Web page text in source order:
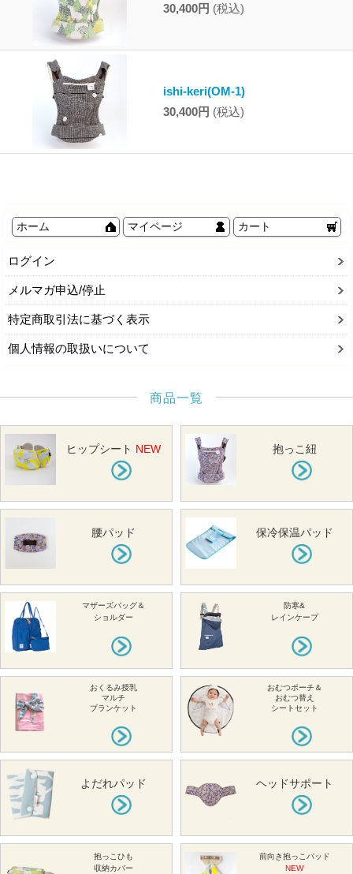
30,400円 (税込)
ishi-keri(OM-1)
30,400円 (税込)
ホーム マイページ カート
ログイン
メルマガ申込/停止
特定商取引法に基づく表示
個人情報の取扱いについて
商品一覧
ヒップシート NEW 抱っこ紐
腰パッド 保冷保温パッド
マザーズバッグ＆
ショルダー
防寒&
レインケープ
おくるみ授乳
マルチ
ブランケット
おむつポーチ＆
おむつ替え
シートセット
よだれパッド ヘッドサポート
抱っこひも
収納カバー
前向き抱っこパッド
NEW